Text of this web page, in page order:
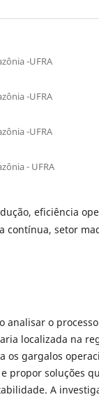
-UFRA
-UFRA
-UFRA
- UFRA
eficiência
contínua, setor
analisar o
localizada na
os gargalos
propor soluções
A